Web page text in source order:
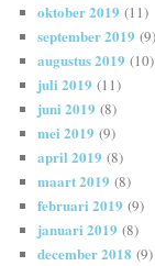
oktober 2019 (11)
september 2019 (9)
augustus 2019 (10)
juli 2019 (11)
juni 2019 (8)
mei 2019 (9)
april 2019 (8)
maart 2019 (8)
februari 2019 (9)
januari 2019 (8)
december 2018 (9)